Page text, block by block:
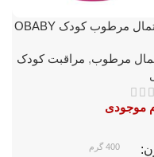
دستمال مرطوب کودک OBABY
مرطوب, مراقبت کودک
موجودی
400 گرم